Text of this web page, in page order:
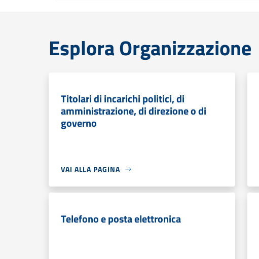
Esplora Organizzazione
Titolari di incarichi politici, di
amministrazione, di direzione o di
governo
VAI ALLA PAGINA
Telefono e posta elettronica